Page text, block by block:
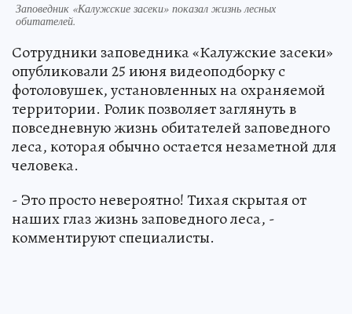
Заповедник «Калужские засеки» показал жизнь лесных
обитателей.
Сотрудники заповедника «Калужские засеки»
опубликовали 25 июня видеоподборку с
фотоловушек, установленных на охраняемой
территории. Ролик позволяет заглянуть в
повседневную жизнь обитателей заповедного
леса, которая обычно остается незаметной для
человека.
- Это просто невероятно! Тихая скрытая от
наших глаз жизнь заповедного леса, -
комментируют специалисты.